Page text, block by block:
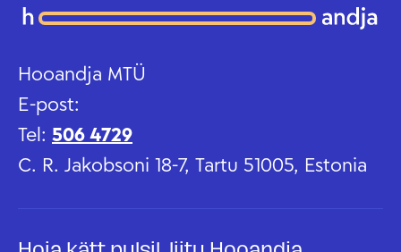
Hooandja MTÜ
E-post:
Tel: 506 4729
C. R. Jakobsoni 18-7, Tartu 51005, Estonia